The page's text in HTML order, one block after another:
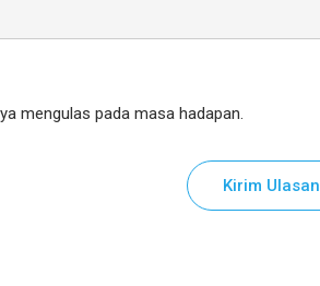
mengulas pada masa hadapan.
Kirim Ulasan